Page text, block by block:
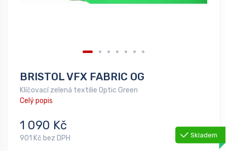
BRISTOL VFX FABRIC OG
Klíčovací zelená textilie Optic Green
Celý popis
1 090 Kč
901 Kč bez DPH Skladem